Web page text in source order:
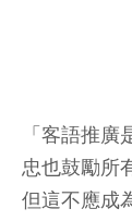
「客語推
忠也鼓勵所
但這不應成